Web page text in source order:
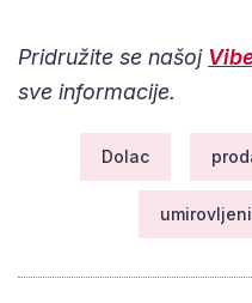
Pridružite se našoj
sve informacije.
Dolac